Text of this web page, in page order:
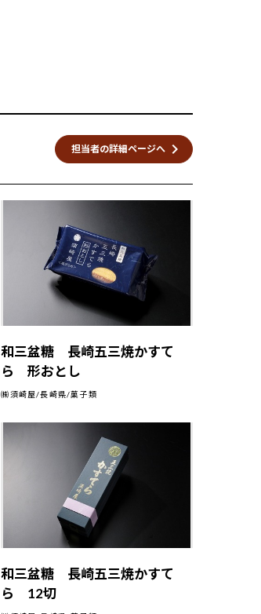
担当者の詳細ページへ keyboard_arrow_right
和三盆糖 長崎五三焼かすて
ら 形おとし
㈱須崎屋/長崎県/菓子類
和三盆糖 長崎五三焼かすて
ら 12切